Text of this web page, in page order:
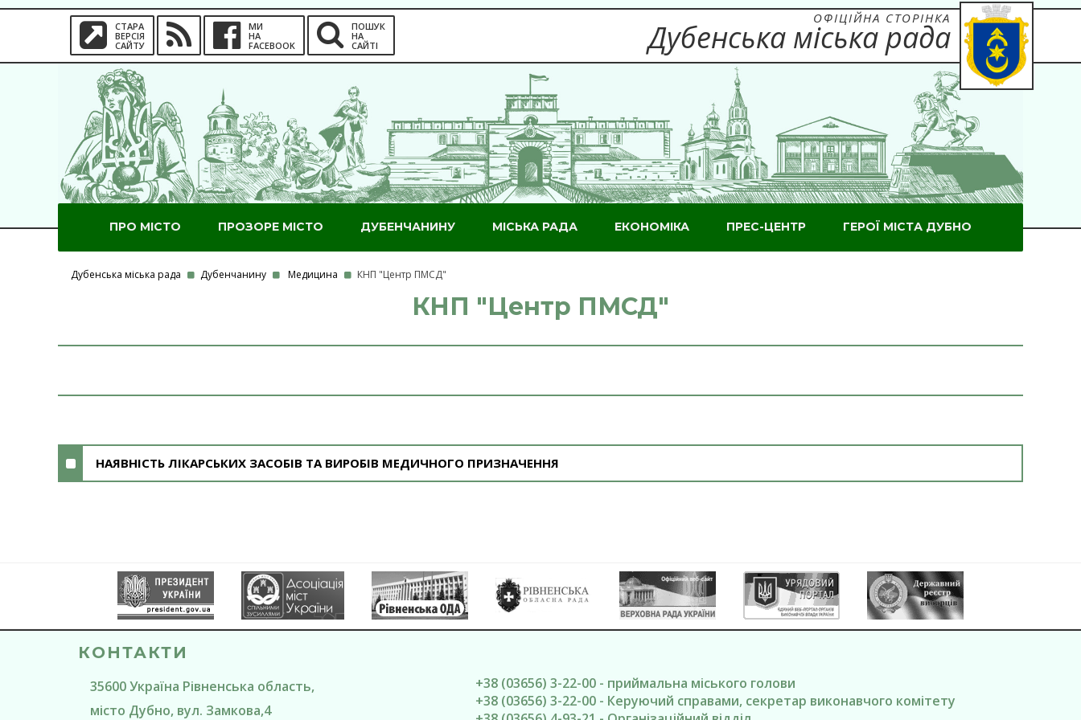
СТАРА
ВЕРСІЯ
САЙТУ
МИ
НА
FACEBOOK
ПОШУК
НА
САЙТІ
ОФІЦІЙНА СТОРІНКА
Дубенська міська рада
ПРО МІСТО ПРОЗОРЕ МІСТО ДУБЕНЧАНИНУ МІСЬКА РАДА ЕКОНОМІКА ПРЕС-ЦЕНТР ГЕРОЇ МІСТА ДУБНО
Дубенська міська рада Дубенчанину Медицина КНП "Центр ПМСД"
КНП "Центр ПМСД"
НАЯВНІСТЬ ЛІКАРСЬКИХ ЗАСОБІВ ТА ВИРОБІВ МЕДИЧНОГО ПРИЗНАЧЕННЯ
КОНТАКТИ
35600Україна Рівненська область,
місто Дубно, вул. Замкова,4
+38 (03656) 3-22-00 - приймальна міського голови
+38 (03656) 3-22-00 - Керуючий справами, секретар виконавчого комітету